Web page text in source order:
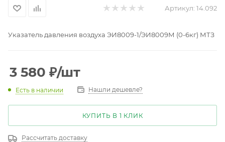
Артикул: 14.092
Указатель давления воздуха ЭИ8009-1/ЭИ8009М (0-6кг) МТЗ
3 580 ₽/шт
Есть в наличии Нашли дешевле?
КУПИТЬ В 1 КЛИК
Рассчитать доставку